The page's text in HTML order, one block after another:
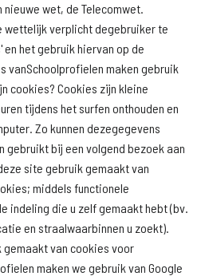
nieuwe wet, de Telecomwet.
wettelijk verplicht degebruiker te
het gebruik hiervan op de
vanSchoolprofielen maken gebruik
cookies? Cookies zijn kleine
tijdens het surfen onthouden en
Zo kunnen dezegegevens
gebruikt bij een volgend bezoek aan
site gebruik gemaakt van
middels functionele
indeling die u zelf gemaakt hebt (bv.
en straalwaarbinnen u zoekt).
van cookies voor
maken we gebruik van Google
Naar
schoolresultaten